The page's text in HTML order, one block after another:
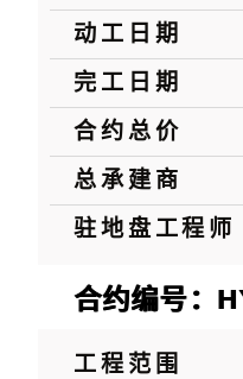
动工日期
完工日期
合约总价
总承建商
驻地盘工程师
合约编号：
工程范围